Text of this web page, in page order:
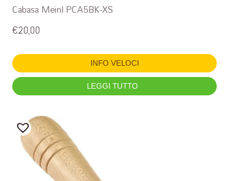
Cabasa Meinl PCA5BK-XS
€20,00
INFO VELOCI
LEGGI TUTTO